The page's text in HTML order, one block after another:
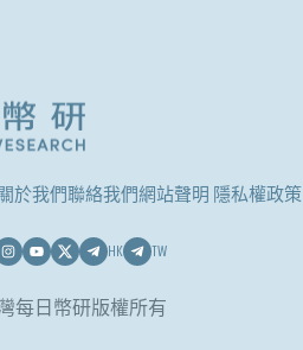
關於我們聯絡我們網站聲明 隱私權政策
HK TW
每日幣研版權所有